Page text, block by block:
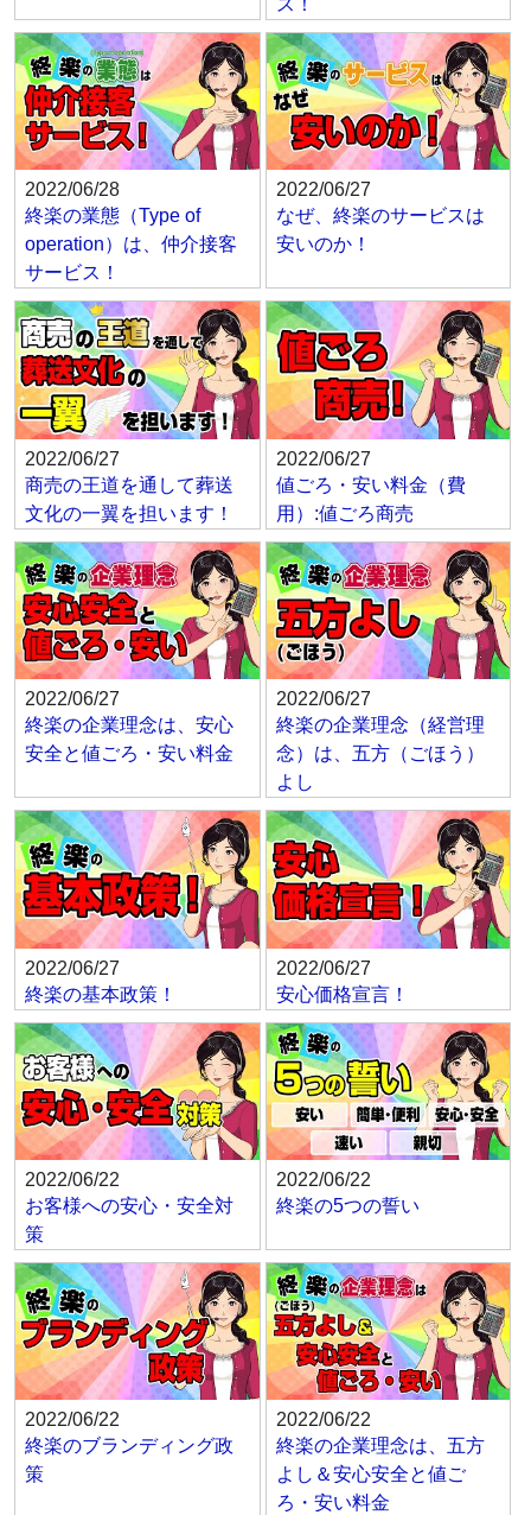
2022/06/28
終楽の業態（Type of
operation）は、仲介接客
サービス！
2022/06/27
なぜ、終楽のサービスは
安いのか！
2022/06/27
商売の王道を通して葬送
文化の一翼を担います！
2022/06/27
値ごろ・安い料金（費
用）:値ごろ商売
2022/06/27
終楽の企業理念は、安心
安全と値ごろ・安い料金
2022/06/27
終楽の企業理念（経営理
念）は、五方（ごほう）
よし
2022/06/27
終楽の基本政策！
2022/06/27
安心価格宣言！
2022/06/22
お客様への安心・安全対
策
2022/06/22
終楽の5つの誓い
2022/06/22
終楽のブランディング政
策
2022/06/22
終楽の企業理念は、五方
よし＆安心安全と値ご
ろ・安い料金